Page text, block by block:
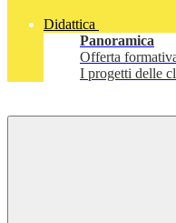
Didattica
Panoramica
Offerta
I progetti delle